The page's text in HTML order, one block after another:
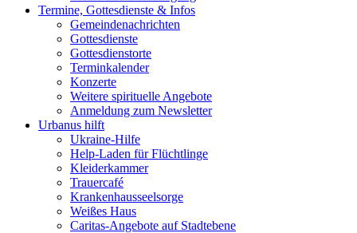
Termine, Gottesdienste & Infos
Gemeindenachrichten
Gottesdienste
Gottesdienstorte
Terminkalender
Konzerte
Weitere spirituelle Angebote
Anmeldung zum Newsletter
Urbanus hilft
Ukraine-Hilfe
Help-Laden für Flüchtlinge
Kleiderkammer
Trauercafé
Krankenhausseelsorge
Weißes Haus
Caritas-Angebote auf Stadtebene